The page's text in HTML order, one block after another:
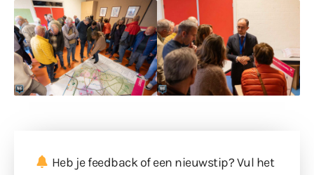
Heb je feedback of een nieuwstip? Vul het